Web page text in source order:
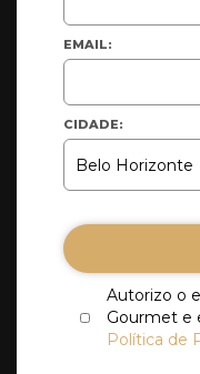
EMAIL:
CIDADE:
Autorizo o
Gourmet e
Política de